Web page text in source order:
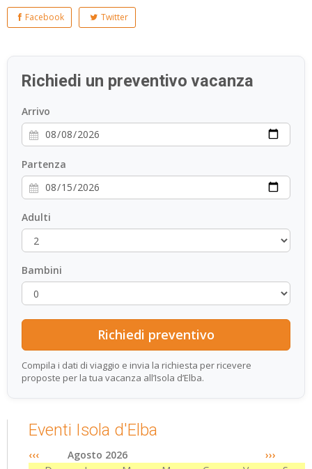
Facebook Twitter
Richiedi un preventivo vacanza
Arrivo
Partenza
Adulti
Bambini
Compila i dati di viaggio e invia la richiesta per ricevere
proposte per la tua vacanza all’Isola d’Elba.
Eventi Isola d'Elba
‹‹‹ Agosto 2026
›››